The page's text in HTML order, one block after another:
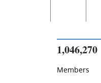
1,046,270
Members